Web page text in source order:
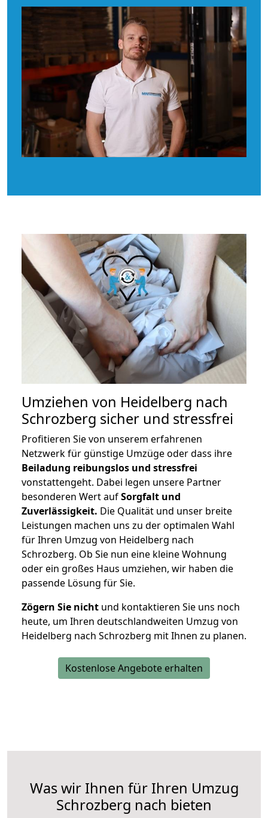
Umziehen von Heidelberg nach
Schrozberg sicher und stressfrei
Profitieren Sie von unserem erfahrenen
Netzwerk für günstige Umzüge oder dass ihre
Beiladung reibungslos und stressfrei
vonstattengeht. Dabei legen unsere Partner
besonderen Wert aufSorgfalt und
Zuverlässigkeit. Die Qualität und unser breite
Leistungen machen uns zu der optimalen Wahl
für Ihren Umzug von Heidelberg nach
Schrozberg. Ob Sie nun eine kleine Wohnung
oder ein großes Haus umziehen, wir haben die
passende Lösung für Sie.
Zögern Sie nicht und kontaktieren Sie uns noch
heute, um Ihren deutschlandweiten Umzug von
Heidelberg nach Schrozberg mit Ihnen zu planen.
Kostenlose Angebote erhalten
Was wir Ihnen für Ihren Umzug
Schrozberg nach bieten